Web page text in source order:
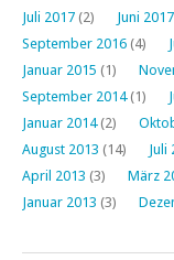
Juli 2017 (2) Juni 2017
September 2016 (4)
Januar 2015 (1)
September 2014(1)
Januar 2014(2)
August 2013 (14) Juli
April 2013 (3) März
Januar 2013 (3)